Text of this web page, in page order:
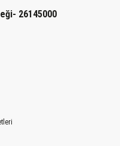
26145000